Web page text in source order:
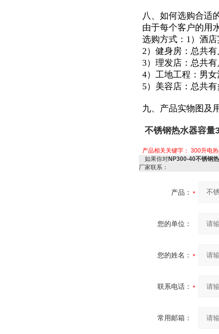
八、如何选购合适
由于每个客户的用
选购方式：1）酒
2）健身房：总共
3）理发店：总共
4）工地工程：男
5）美容店：总共
九、产品实物图及
不锈钢热水器容量
产品相关关键字： 300升电
如果你对NP300-40不锈钢
厂家联系：
产品：
您的单位：
您的姓名：
联系电话：
常用邮箱：